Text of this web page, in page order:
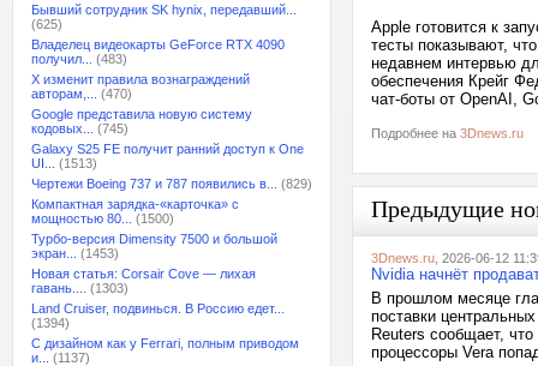
Бывший сотрудник SK hynix, передавший...
(625)
Владелец видеокарты GeForce RTX 4090
получил...
(483)
X изменит правила вознаграждений
авторам,...
(470)
Google представила новую систему
кодовых...
(745)
Galaxy S25 FE получит ранний доступ к One
UI...
(1513)
Чертежи Boeing 737 и 787 появились в...
(829)
Компактная зарядка-«карточка» с
мощностью 80...
(1500)
Турбо-версия Dimensity 7500 и большой
экран...
(1453)
Новая статья: Corsair Cove — лихая
гавань....
(1303)
Land Cruiser, подвинься. В Россию едет...
(1394)
С дизайном как у Ferrari, полным приводом
и...
(1137)
Apple готовится к
тесты показывают,
недавнем интервью
обеспечения Крейг
чат-боты от OpenAI,
Подробнее на 3Dnews.ru
Предыдущие
3Dnews.ru , 2026-06-12
Nvidia начнёт
В прошлом месяце
поставки
Reuters сообщает,
процессоры Vera